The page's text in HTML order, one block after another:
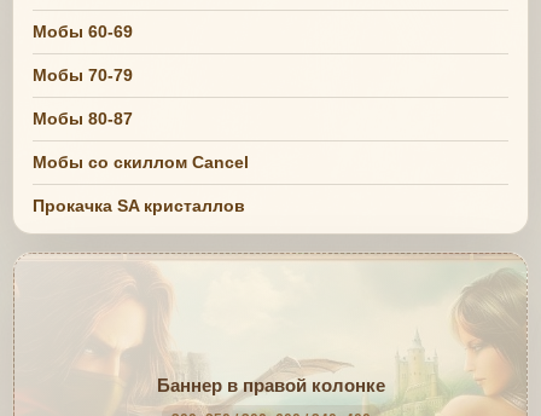
Мобы 60-69
Мобы 70-79
Мобы 80-87
Мобы со скиллом Cancel
Прокачка SA кристаллов
Баннер в правой колонке